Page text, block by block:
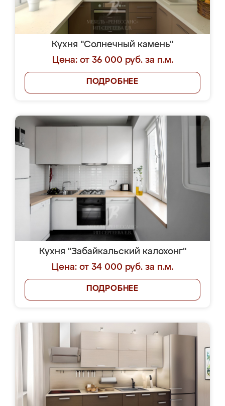
Кухня "Солнечный камень"
Цена: от 36 000 руб. за п.м.
ПОДРОБНЕЕ
Кухня "Забайкальский калохонг"
Цена: от 34 000 руб. за п.м.
ПОДРОБНЕЕ